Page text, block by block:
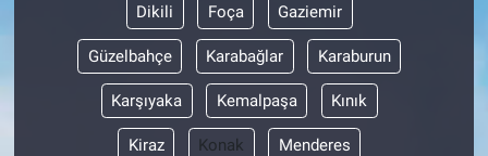
Dikili Foça Gaziemir
Güzelbahçe Karabağlar Karaburun
Karşıyaka Kemalpaşa Kınık
Kiraz Konak Menderes